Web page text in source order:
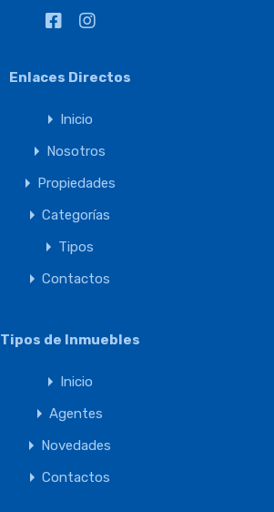
Enlaces Directos
Inicio
Nosotros
Propiedades
Categorías
Tipos
Contactos
Tipos de Inmuebles
Inicio
Agentes
Novedades
Contactos